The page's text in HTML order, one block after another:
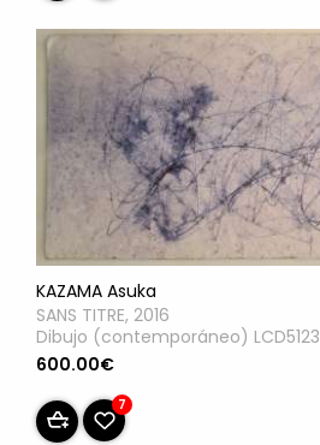
KAZAMA Asuka
SANS TITRE, 2016
Dibujo (contemporáneo) LCD5123
600.00€
7